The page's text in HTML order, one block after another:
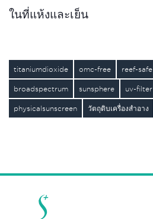
ในที่แห้งและเย็น
titaniumdioxide omc-free reef-safe
broadspectrum sunsphere uv-filter
physicalsunscreen วัตถุดิบเครื่องสำอาง